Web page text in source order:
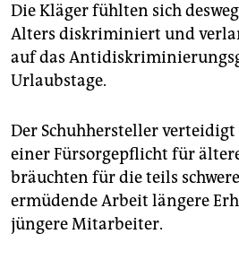
Die Kläger fühlten sich
Alters diskriminiert und
auf das
Urlaubstage.
Der Schuhhersteller
einer Fürsorgepflicht für
bräuchten für die teils
ermüdende Arbeit längere
jüngere Mitarbeiter.